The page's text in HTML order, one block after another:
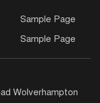
Sample Page
Sample Page
Wolverhampton